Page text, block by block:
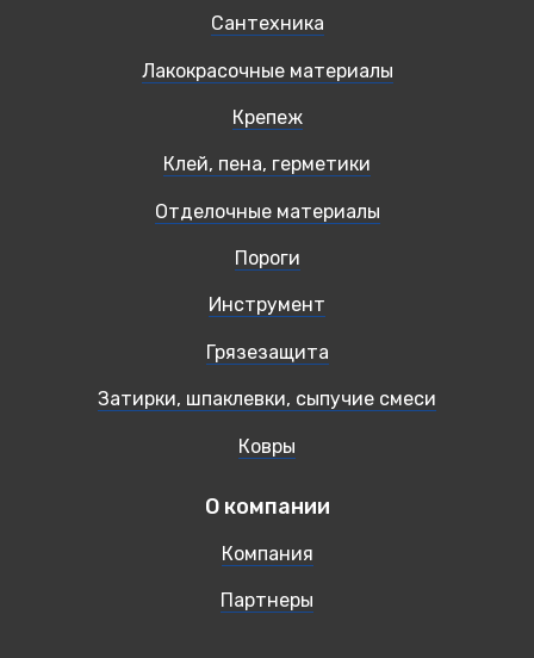
Сантехника
Лакокрасочные материалы
Крепеж
Клей, пена, герметики
Отделочные материалы
Пороги
Инструмент
Грязезащита
Затирки, шпаклевки, сыпучие смеси
Ковры
О компании
Компания
Партнеры